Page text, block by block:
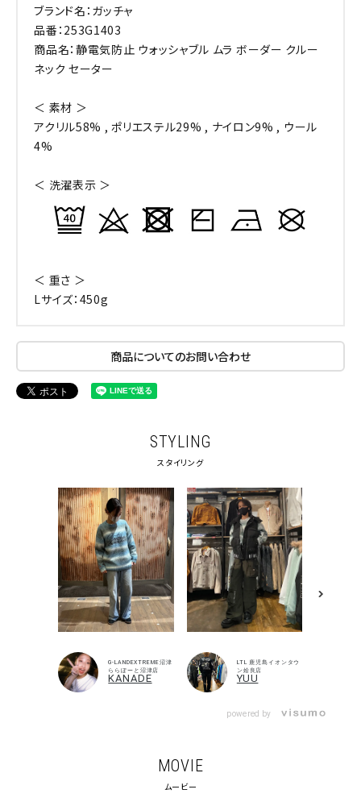
ブランド名：ガッチャ
品番：253G1403
商品名：静電気防止 ウォッシャブル ムラ ボーダー クルー
ネック セーター
＜ 素材 ＞
アクリル58% , ポリエステル29% , ナイロン9% , ウール
4%
＜ 洗濯表示 ＞
＜ 重さ ＞
Lサイズ：450g
商品についてのお問い合わせ
STYLING
スタイリング
G-LANDEXTREME沼津
ららぽーと沼津店
KANADE
LTL 鹿児島イオンタウ
ン姶良店
YUU
powered by
MOVIE
ムービー